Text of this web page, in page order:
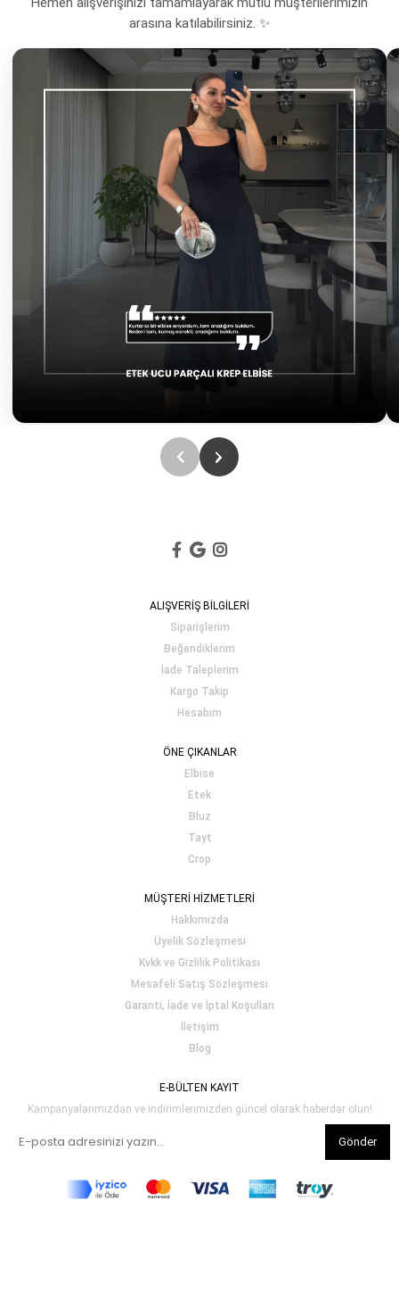
arasına katılabilirsiniz. ✨
ALIŞVERİŞ BİLGİLERİ
Siparişlerim
Beğendiklerim
İade Taleplerim
Kargo Takip
Hesabım
ÖNE ÇIKANLAR
Elbise
Etek
Bluz
Tayt
Crop
MÜŞTERİ HİZMETLERİ
Hakkımızda
Üyelik Sözleşmesi
Kvkk ve Gizlilik Politikası
Mesafeli Satış Sözleşmesi
Garanti, İade ve İptal Koşulları
İletişim
Blog
E-BÜLTEN KAYIT
Kampanyalarımızdan ve indirimlerimizden güncel olarak haberdar olun!
Gönder